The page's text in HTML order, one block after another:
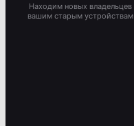
Находим новых владельцев
вашим старым устройствам